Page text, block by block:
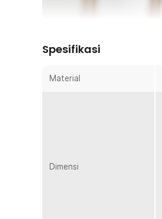
Spesifikasi
Material
Dimensi